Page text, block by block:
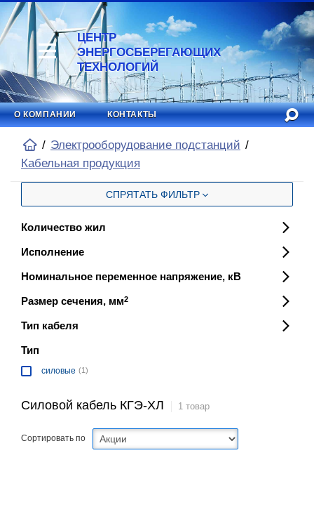
ЦЕНТР
ЭНЕРГОСБЕРЕГАЮЩИХ
ТЕХНОЛОГИЙ
О КОМПАНИИ КОНТАКТЫ
Электрооборудование подстанций
Кабельная продукция
СПРЯТАТЬ ФИЛЬТР
Количество жил
Исполнение
Номинальное переменное напряжение, кВ
Размер сечения, мм2
Тип кабеля
Тип
силовые (1)
Силовой кабель КГЭ-ХЛ 1 товар
Сортировать по